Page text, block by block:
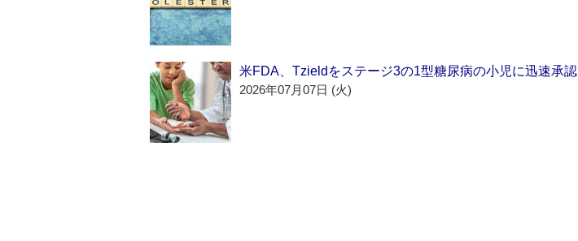
米FDA、Tzieldをステージ3の1型糖尿病の小児に迅速承認
2026年07月07日 (火)